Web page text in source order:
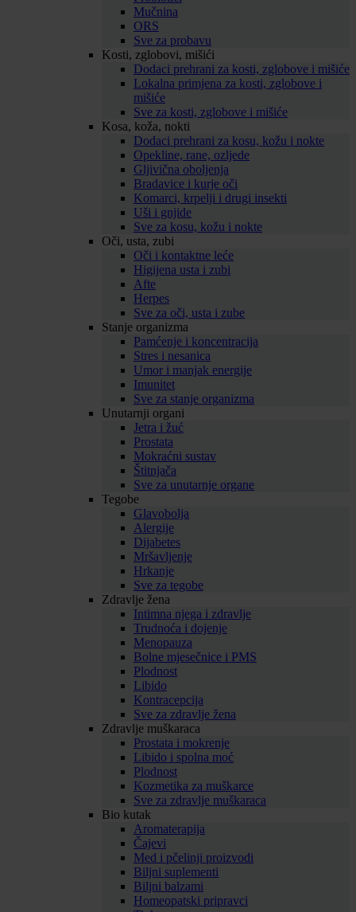
Mučnina
ORS
Sve za probavu
Kosti, zglobovi, mišići
Dodaci prehrani za kosti, zglobove i mišiće
Lokalna primjena za kosti, zglobove i
mišiće
Sve za kosti, zglobove i mišiće
Kosa, koža, nokti
Dodaci prehrani za kosu, kožu i nokte
Opekline, rane, ozljede
Gljivična oboljenja
Bradavice i kurje oči
Komarci, krpelji i drugi insekti
Uši i gnjide
Sve za kosu, kožu i nokte
Oči, usta, zubi
Oči i kontaktne leće
Higijena usta i zubi
Afte
Herpes
Sve za oči, usta i zube
Stanje organizma
Pamćenje i koncentracija
Stres i nesanica
Umor i manjak energije
Imunitet
Sve za stanje organizma
Unutarnji organi
Jetra i žuć
Prostata
Mokraćni sustav
Štitnjača
Sve za unutarnje organe
Tegobe
Glavobolja
Alergije
Dijabetes
Mršavljenje
Hrkanje
Sve za tegobe
Zdravlje žena
Intimna njega i zdravlje
Trudnoća i dojenje
Menopauza
Bolne mjesečnice i PMS
Plodnost
Libido
Kontracepcija
Sve za zdravlje žena
Zdravlje muškaraca
Prostata i mokrenje
Libido i spolna moć
Plodnost
Kozmetika za muškarce
Sve za zdravlje muškaraca
Bio kutak
Aromaterapija
Čajevi
Med i pčelinji proizvodi
Biljni suplementi
Biljni balzami
Homeopatski pripravci